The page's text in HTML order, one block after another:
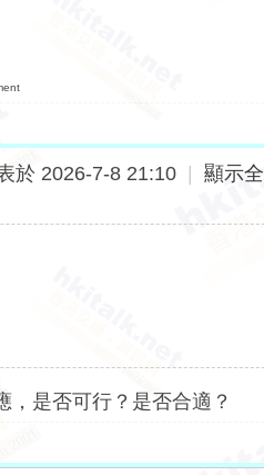
於 2026-7-8 21:10 顯示
，是否可行？是否合適？